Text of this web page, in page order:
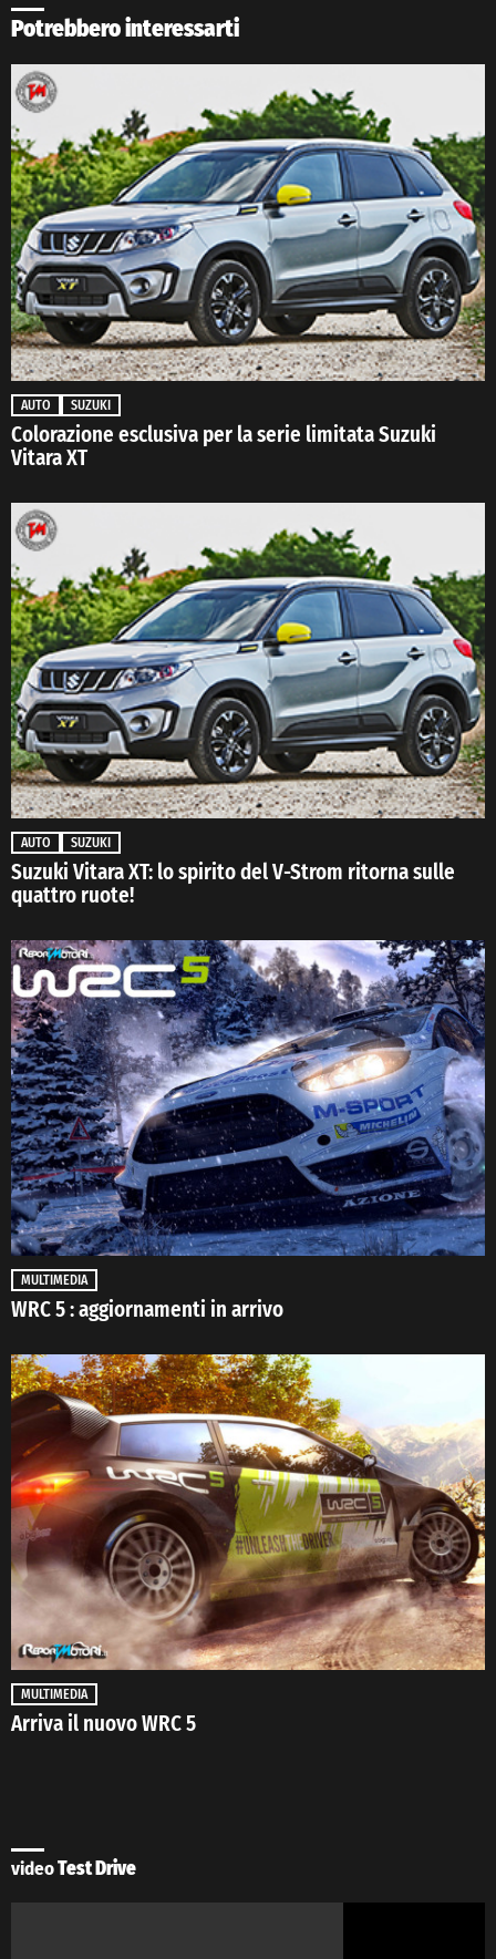
Potrebbero interessarti
AUTO SUZUKI
Colorazione esclusiva per la serie limitata Suzuki
Vitara XT
AUTO SUZUKI
Suzuki Vitara XT: lo spirito del V-Strom ritorna sulle
quattro ruote!
MULTIMEDIA
WRC 5 : aggiornamenti in arrivo
MULTIMEDIA
Arriva il nuovo WRC 5
videoTest Drive